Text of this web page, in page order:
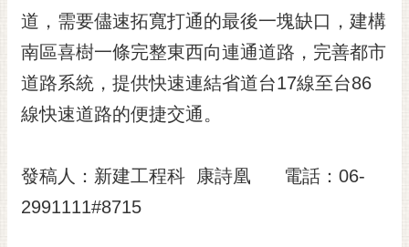
安
全
政
策
網
料
放
道，需要儘速拓寬打通的最後一塊缺口，建構
南區喜樹一條完整東西向連通道路，完善都市
道路系統，提供快速連結省道台17線至台86
線快速道路的便捷交通。
發稿人：新建工程科 康詩凰 電話：06-
2991111#8715